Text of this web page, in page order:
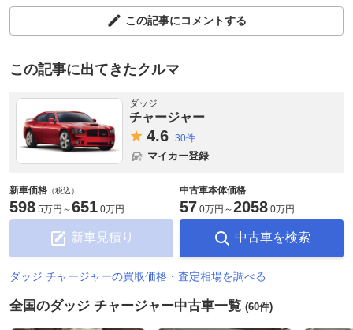
この記事にコメントする
この記事に出てきたクルマ
ダッジ
チャージャー
4.6 30件
マイカー登録
新車価格 （税込）
598.5万円 ～651.0万円
新車見積り
中古車本体価格
57.0万円 ～2058.0万円
中古車を検索
ダッジ チャージャーの買取価格・査定相場を調べる
全国のダッジ チャージャー中古車一覧 (60件)